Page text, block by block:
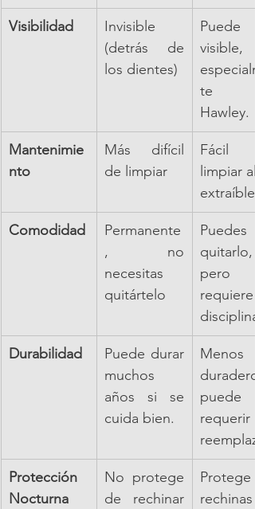
Visibilidad
Invisible
(detrás de
los dientes)
Puede
visible,
te
Hawley.
Mantenimie
nto
Más difícil
de limpiar
Fácil
limpiar al
extraíble.
Comodidad
Permanente
, no
necesitas
quitártelo
Puedes
quitarlo,
pero
requiere
disciplina.
Durabilidad
Puede durar
muchos
años si se
cuida bien.
Menos
puede
requerir
Protección
Nocturna
No protege
de rechinar